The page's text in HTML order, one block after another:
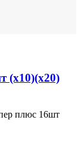
плюс 16шт